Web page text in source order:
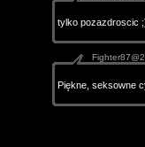
tylko pozazdroscic
Piękne, seksowne